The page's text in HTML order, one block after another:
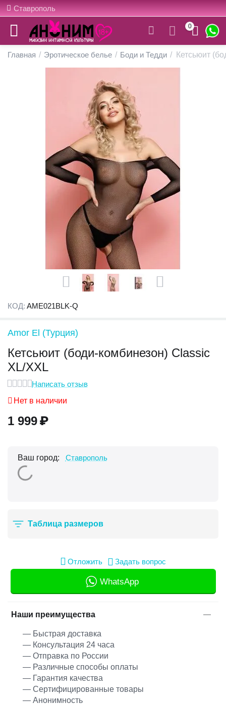
Ставрополь
0
Главная / Эротическое белье / Боди и Тедди / Кетсьюит
КОД: AME021BLK-Q
Amor El (Турция)
Кетсьюит (боди-комбинезон) Classic
XL/XXL
Написать отзыв
Нет в наличии
1 999₽
Ваш город: Ставрополь
Таблица размеров
Отложить Задать вопрос
WhatsApp
Наши преимущества
— Быстрая доставка
— Консультация 24 часа
— Отправка по России
— Различные способы оплаты
— Гарантия качества
— Сертифицированные товары
— Анонимность